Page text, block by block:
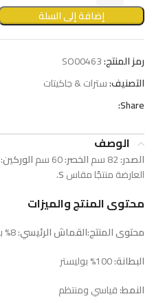
إضافة إلى السلة
رمز المنتج:SO00463
التصنيف:سترات & جاكيتات
Share:
الوصف
الصدر: الخصر: الوركين:
العارضة منتجًا مقاسS.
محتوى المنتج والميزات
محتوى المنتج:القماش الرئيسي:
البطانة:
النمط:قياسي ومنتظم